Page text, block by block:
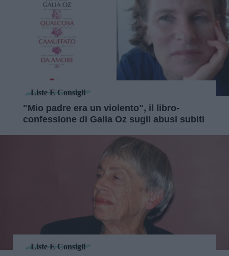
Liste E Consigli
"Mio padre era un violento", il libro-
confessione di Galia Oz sugli abusi subiti
Liste E Consigli